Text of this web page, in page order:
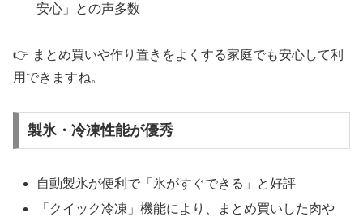
安心」との声多数
👉 まとめ買いや作り置きをよくする家庭でも安心して利
用できますね。
製氷・冷凍性能が優秀
自動製氷が便利で「氷がすぐできる」と好評
「クイック冷凍」機能により、まとめ買いした肉や